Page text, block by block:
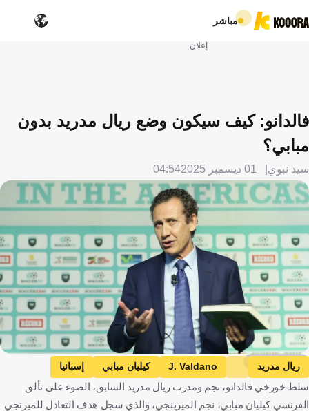
مباشر
إعلان
فالدانو: كيف سيكون وضع ريال مدريد بدون
مبابي؟
سيد نبوي 01 ديسمبر 2025 04:54
Getty Images
ريال مدريد J. Valdano كيليان مبابي
إسبانيا
الأرجنتين
فرنسا كرة قدم
سلط خورخي فالدانو، نجم ومدرب ريال مدريد السابق، الضوء على تألق
الفرنسي كيليان مبابي، نجم الميرينجي، والذي سجل هدف التعادل للميرنجي